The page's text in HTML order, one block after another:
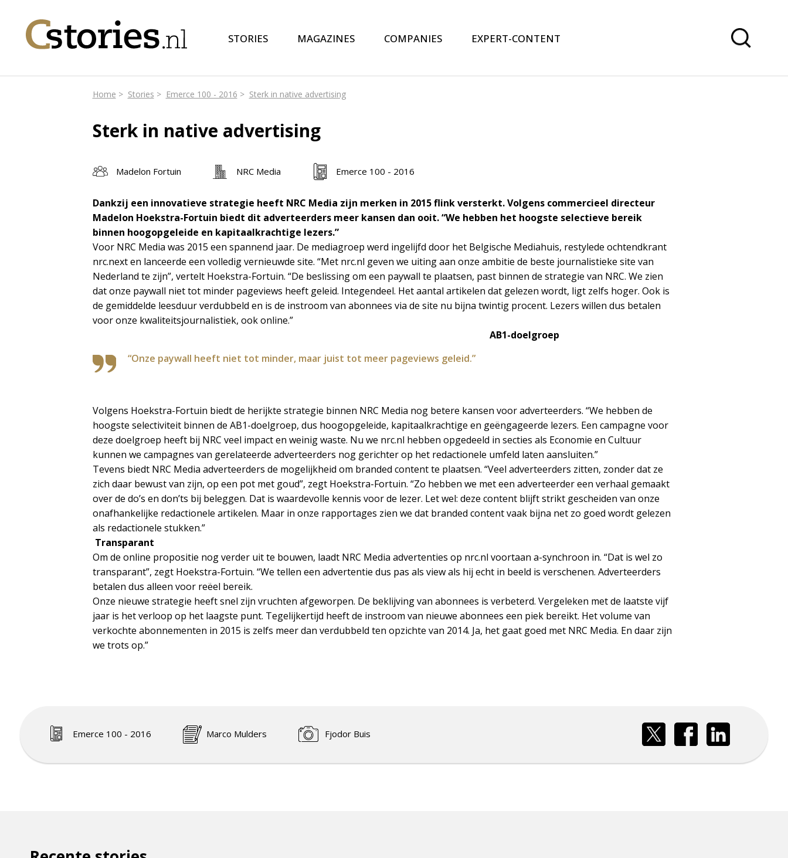
STORIES MAGAZINES COMPANIES EXPERT-CONTENT
Home Stories Emerce 100 - 2016 Sterk in native advertising
Sterk in native advertising
Madelon Fortuin NRC Media Emerce 100 - 2016
Dankzij een innovatieve strategie heeft NRC Media zijn merken in 2015 flink versterkt. Volgens commercieel directeur
Madelon Hoekstra-Fortuin biedt dit adverteerders meer kansen dan ooit. “We hebben het hoogste selectieve bereik
binnen hoogopgeleide en kapitaalkrachtige lezers.”
Voor NRC Media was 2015 een spannend jaar. De mediagroep werd ingelijfd door het Belgische Mediahuis, restylede ochtendkrant
nrc.next en lanceerde een volledig vernieuwde site. “Met nrc.nl geven we uiting aan onze ambitie de beste journalistieke site van
Nederland te zijn”, vertelt Hoekstra-Fortuin. “De beslissing om een paywall te plaatsen, past binnen de strategie van NRC. We zien
dat onze paywall niet tot minder pageviews heeft geleid. Integendeel. Het aantal artikelen dat gelezen wordt, ligt zelfs hoger. Ook is
de gemiddelde leesduur verdubbeld en is de instroom van abonnees via de site nu bijna twintig procent. Lezers willen dus betalen
voor onze kwaliteitsjournalistiek, ook online.”
“Onze paywall heeft niet tot minder, maar juist tot meer pageviews geleid.”
AB1-doelgroep
Volgens Hoekstra-Fortuin biedt de herijkte strategie binnen NRC Media nog betere kansen voor adverteerders. “We hebben de
hoogste selectiviteit binnen de AB1-doelgroep, dus hoogopgeleide, kapitaalkrachtige en geëngageerde lezers. Een campagne voor
deze doelgroep heeft bij NRC veel impact en weinig waste. Nu we nrc.nl hebben opgedeeld in secties als Economie en Cultuur
kunnen we campagnes van gerelateerde adverteerders nog gerichter op het redactionele umfeld laten aansluiten.”
Tevens biedt NRC Media adverteerders de mogelijkheid om branded content te plaatsen. “Veel adverteerders zitten, zonder dat ze
zich daar bewust van zijn, op een pot met goud”, zegt Hoekstra-Fortuin. “Zo hebben we met een adverteerder een verhaal gemaakt
over de do’s en don’ts bij beleggen. Dat is waardevolle kennis voor de lezer. Let wel: deze content blijft strikt gescheiden van onze
onafhankelijke redactionele artikelen. Maar in onze rapportages zien we dat branded content vaak bijna net zo goed wordt gelezen
als redactionele stukken.”
Transparant
Om de online propositie nog verder uit te bouwen, laadt NRC Media advertenties op nrc.nl voortaan a-synchroon in. “Dat is wel zo
transparant”, zegt Hoekstra-Fortuin. “We tellen een advertentie dus pas als view als hij echt in beeld is verschenen. Adverteerders
betalen dus alleen voor reëel bereik.
Onze nieuwe strategie heeft snel zijn vruchten afgeworpen. De beklijving van abonnees is verbeterd. Vergeleken met de laatste vijf
jaar is het verloop op het laagste punt. Tegelijkertijd heeft de instroom van nieuwe abonnees een piek bereikt. Het volume van
verkochte abonnementen in 2015 is zelfs meer dan verdubbeld ten opzichte van 2014. Ja, het gaat goed met NRC Media. En daar zijn
we trots op.”
Emerce 100 - 2016 Marco Mulders Fjodor Buis